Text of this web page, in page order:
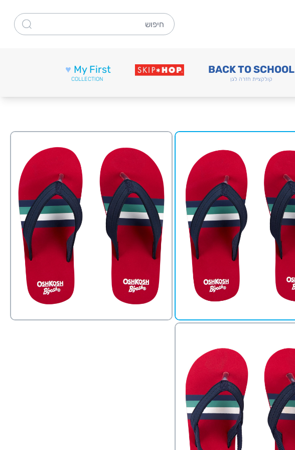
חיפוש
BACK TO SCHOOL
קולקציית חזרה לגן
My First
♥
COLLECTION